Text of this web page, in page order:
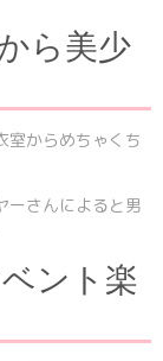
ら美少
室からめちゃくち
ーさんによると男
ント楽